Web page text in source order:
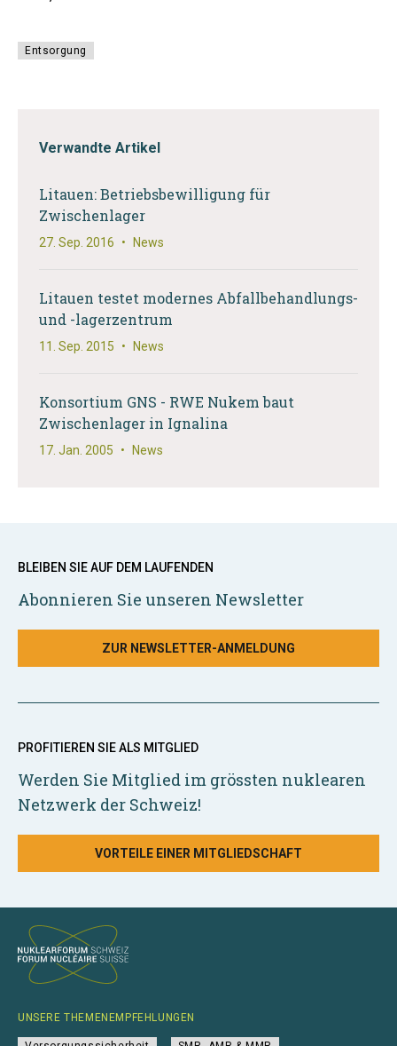
Entsorgung
Verwandte Artikel
Litauen: Betriebsbewilligung für
Zwischenlager
27. Sep. 2016 • News
Litauen testet modernes Abfallbehandlungs-
und -lagerzentrum
11. Sep. 2015 • News
Konsortium GNS - RWE Nukem baut
Zwischenlager in Ignalina
17. Jan. 2005 • News
BLEIBEN SIE AUF DEM LAUFENDEN
Abonnieren Sie unseren Newsletter
ZUR NEWSLETTER-ANMELDUNG
PROFITIEREN SIE ALS MITGLIED
Werden Sie Mitglied im grössten nuklearen
Netzwerk der Schweiz!
VORTEILE EINER MITGLIEDSCHAFT
UNSERE THEMENEMPFEHLUNGEN